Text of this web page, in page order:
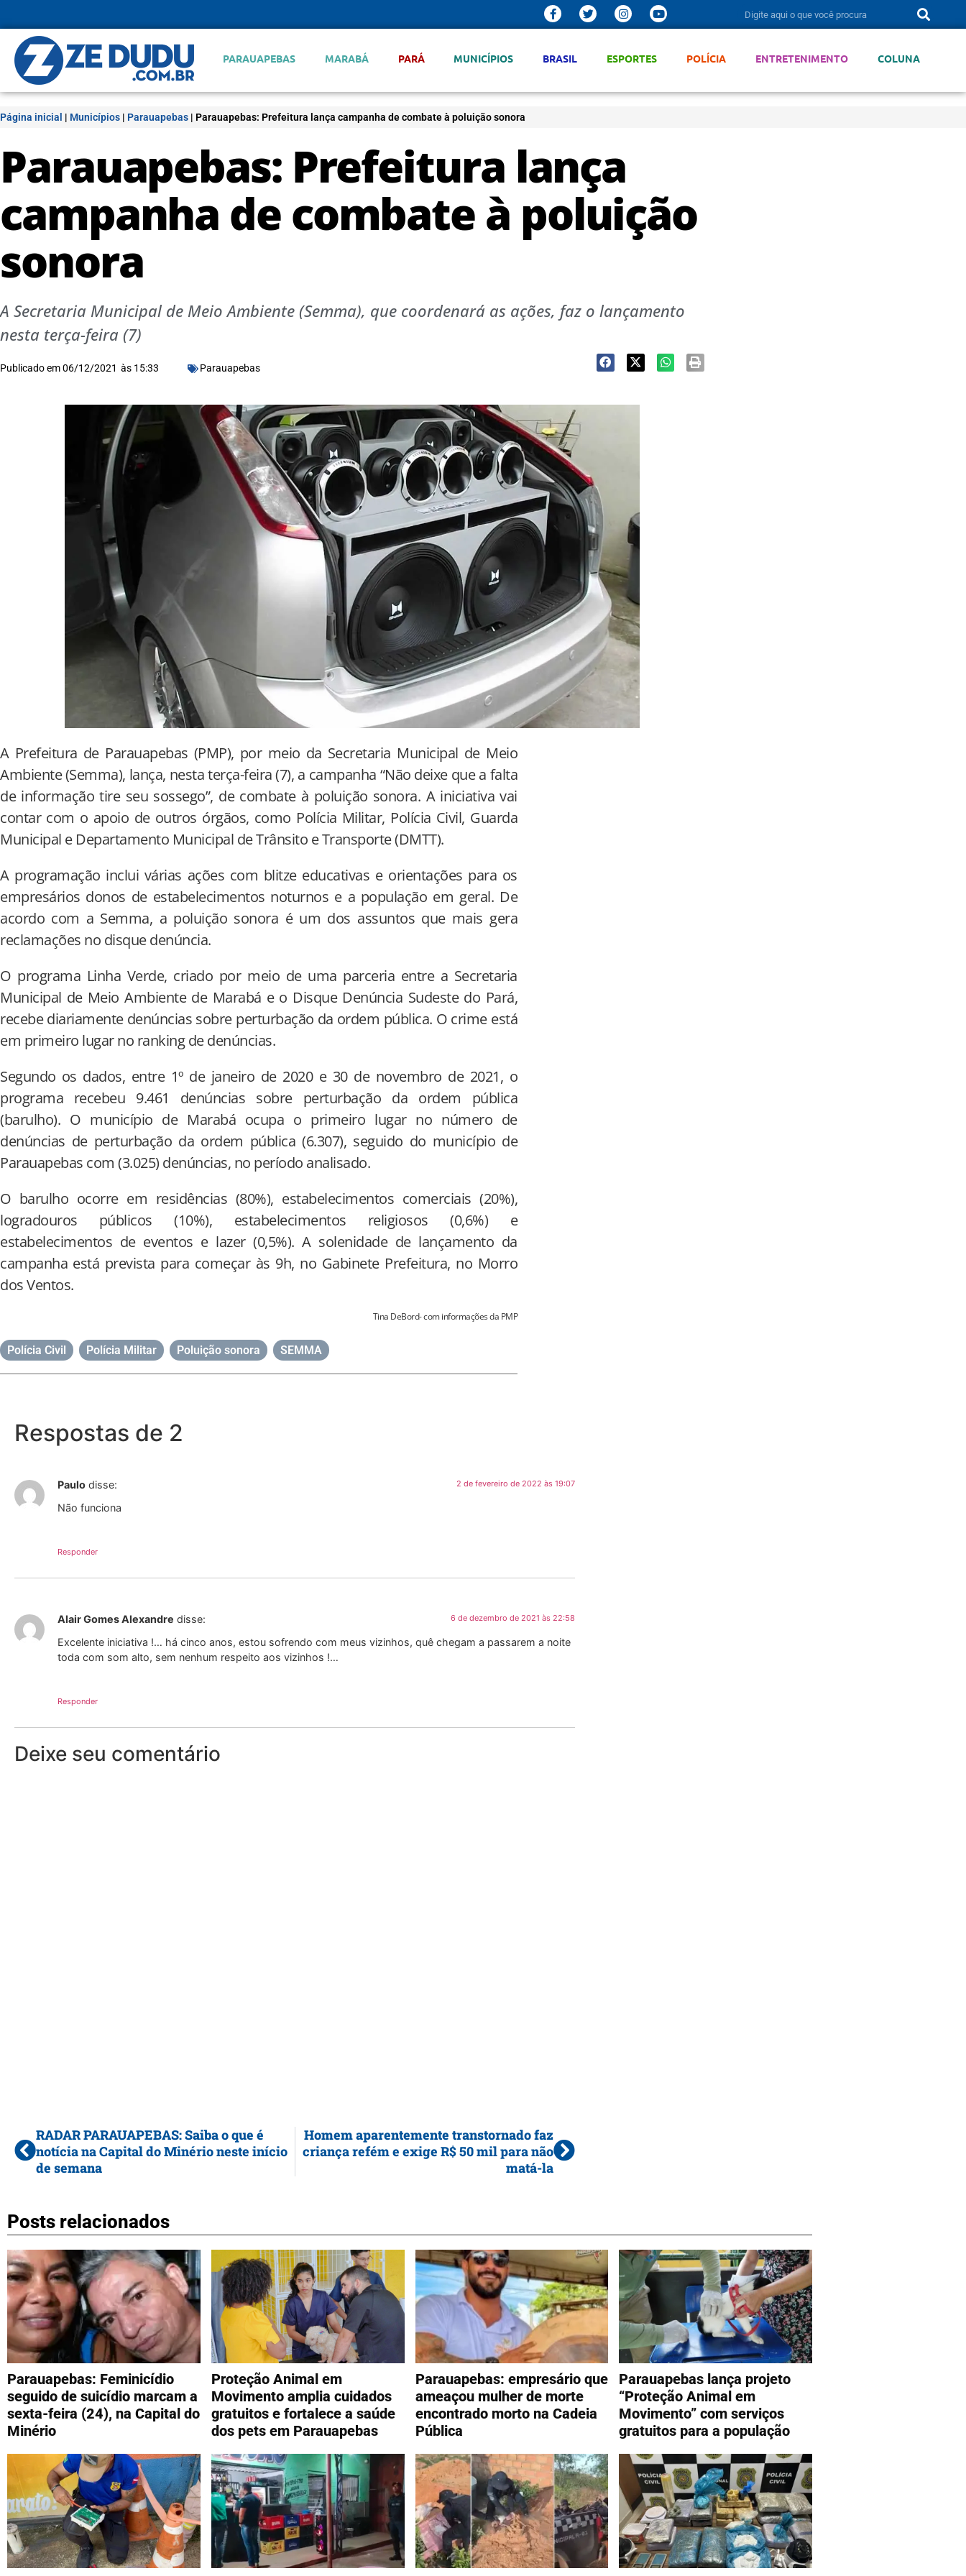
PARAUAPEBAS MARABÁ PARÁ MUNICÍPIOS BRASIL ESPORTES POLÍCIA ENTRETENIMENTO COLUNA
Página inicial | Municípios | Parauapebas | Parauapebas: Prefeitura lança campanha de combate à poluição sonora
Parauapebas: Prefeitura lança
campanha de combate à poluição
sonora
A Secretaria Municipal de Meio Ambiente (Semma), que coordenará as ações, faz o lançamento
nesta terça-feira (7)
Publicado em06/12/2021 às 15:33 Parauapebas
A Prefeitura de Parauapebas (PMP), por meio da Secretaria Municipal de Meio
Ambiente (Semma), lança, nesta terça-feira (7), a campanha “Não deixe que a falta
de informação tire seu sossego”, de combate à poluição sonora. A iniciativa vai
contar com o apoio de outros órgãos, como Polícia Militar, Polícia Civil, Guarda
Municipal e Departamento Municipal de Trânsito e Transporte (DMTT).
A programação inclui várias ações com blitze educativas e orientações para os
empresários donos de estabelecimentos noturnos e a população em geral. De
acordo com a Semma, a poluição sonora é um dos assuntos que mais gera
reclamações no disque denúncia.
O programa Linha Verde, criado por meio de uma parceria entre a Secretaria
Municipal de Meio Ambiente de Marabá e o Disque Denúncia Sudeste do Pará,
recebe diariamente denúncias sobre perturbação da ordem pública. O crime está
em primeiro lugar no ranking de denúncias.
Segundo os dados, entre 1º de janeiro de 2020 e 30 de novembro de 2021, o
programa recebeu 9.461 denúncias sobre perturbação da ordem pública
(barulho). O município de Marabá ocupa o primeiro lugar no número de
denúncias de perturbação da ordem pública (6.307), seguido do município de
Parauapebas com (3.025) denúncias, no período analisado.
O barulho ocorre em residências (80%), estabelecimentos comerciais (20%),
logradouros públicos (10%), estabelecimentos religiosos (0,6%) e
estabelecimentos de eventos e lazer (0,5%). A solenidade de lançamento da
campanha está prevista para começar às 9h, no Gabinete Prefeitura, no Morro
dos Ventos.
Tina DeBord- com informações da PMP
Polícia Civil Polícia Militar Poluição sonora SEMMA
Respostas de 2
Paulo disse: 2 de fevereiro de 2022 às 19:07
Não funciona
Responder
Alair Gomes Alexandre disse: 6 de dezembro de 2021 às 22:58
Excelente iniciativa !… há cinco anos, estou sofrendo com meus vizinhos, quê chegam a passarem a noite
toda com som alto, sem nenhum respeito aos vizinhos !…
Responder
Deixe seu comentário
RADAR PARAUAPEBAS: Saiba o que é
notícia na Capital do Minério neste início
de semana
Homem aparentemente transtornado faz
criança refém e exige R$ 50 mil para não
matá-la
Posts relacionados
Parauapebas: Feminicídio
seguido de suicídio marcam a
sexta-feira (24), na Capital do
Minério
Proteção Animal em
Movimento amplia cuidados
gratuitos e fortalece a saúde
dos pets em Parauapebas
Parauapebas: empresário que
ameaçou mulher de morte
encontrado morto na Cadeia
Pública
Parauapebas lança projeto
“Proteção Animal em
Movimento” com serviços
gratuitos para a população